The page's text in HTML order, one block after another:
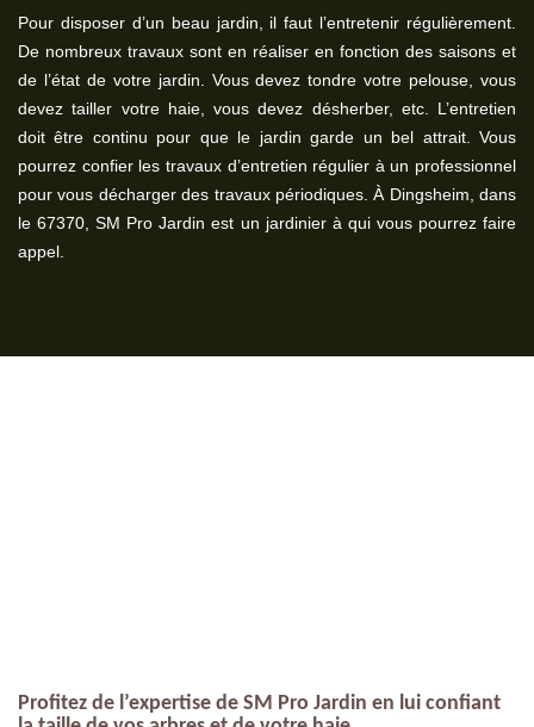
Pour disposer d’un beau jardin, il faut l’entretenir régulièrement.
De nombreux travaux sont en réaliser en fonction des saisons et
de l’état de votre jardin. Vous devez tondre votre pelouse, vous
devez tailler votre haie, vous devez désherber, etc. L’entretien
doit être continu pour que le jardin garde un bel attrait. Vous
pourrez confier les travaux d’entretien régulier à un professionnel
pour vous décharger des travaux périodiques. À Dingsheim, dans
le 67370, SM Pro Jardin est un jardinier à qui vous pourrez faire
appel.
Profitez de l’expertise de SM Pro Jardin en lui confiant